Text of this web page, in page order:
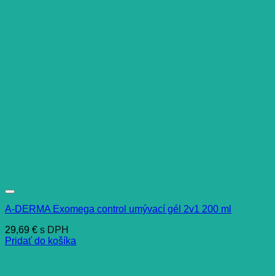
A-DERMA Exomega control umývací gél 2v1 200 ml
29,69 € s DPH
Pridať do košíka